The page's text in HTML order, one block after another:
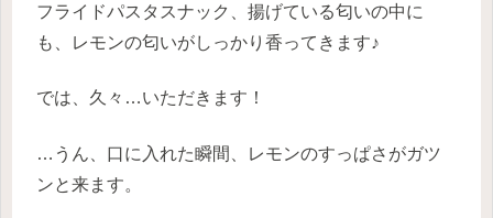
フライドパスタスナック、揚げている匂いの中に
も、レモンの匂いがしっかり香ってきます♪
では、久々…いただきます！
…うん、口に入れた瞬間、レモンのすっぱさがガツ
ンと来ます。